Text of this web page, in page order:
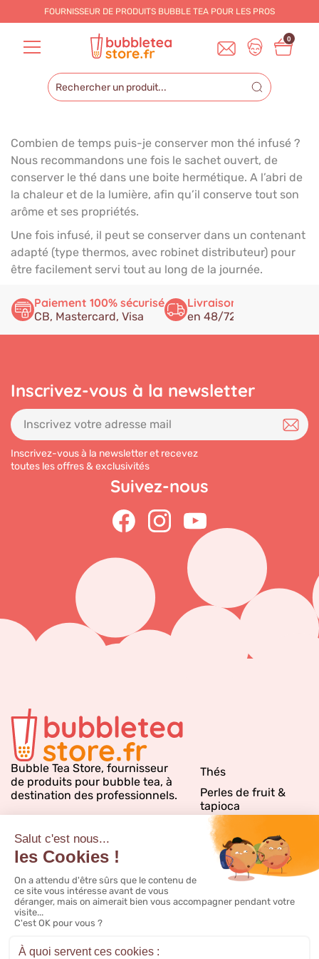
Combien de temps puis-je conserver mon thé infusé ?
Nous recommandons une fois le sachet ouvert, de
conserver le thé dans une boite hermétique. A l’abri de
la chaleur et de la lumière, afin qu’il conserve tout son
arôme et ses propriétés.
Une fois infusé, il peut se conserver dans un contenant
adapté (type thermos, avec robinet distributeur) pour
être facilement servi tout au long de la journée.
Paiement 100% sécurisé
CB, Mastercard, Visa
Livraison rapide
en 48/72h
Inscrivez-vous à la newsletter
Inscrivez-vous à la newsletter et recevez
toutes les offres & exclusivités
Suivez-nous
Bubble Tea Store, fournisseur
de produits pour bubble tea, à
destination des professionnels.
Thés
Perles de fruit &
tapioca
Sirops bubble tea
Emballages
Matériels & PLV
Inspirations & conseils
Notre catalogue
FAQ
Nous contacter
Livraison
FOURNISSEUR DE PRODUITS BUBBLE TEA POUR LES PROS
0